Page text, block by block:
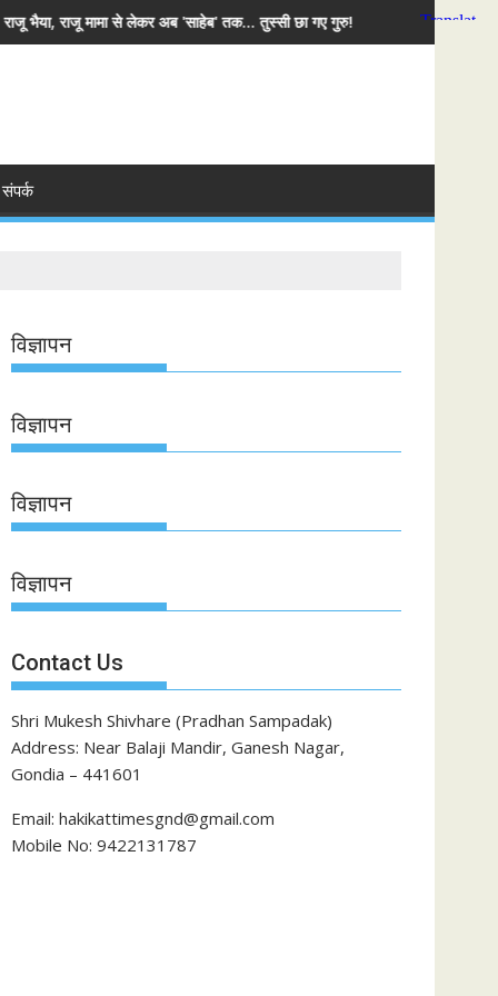
तक... तुस्सी छा गए गुरु!
संपर्क
विज्ञापन
विज्ञापन
विज्ञापन
विज्ञापन
Contact Us
Shri Mukesh Shivhare (Pradhan Sampadak)
Address: Near Balaji Mandir, Ganesh Nagar,
Gondia – 441601
Email: hakikattimesgnd@gmail.com
Mobile No: 9422131787